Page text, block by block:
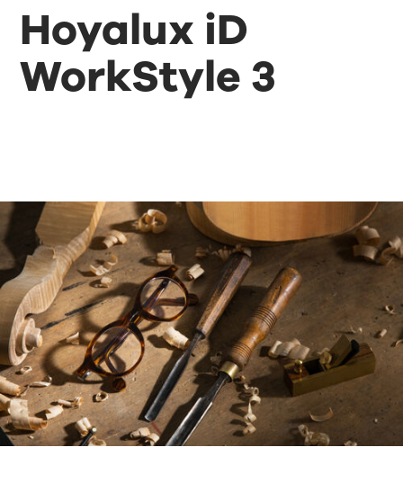
Hoyalux iD
WorkStyle 3